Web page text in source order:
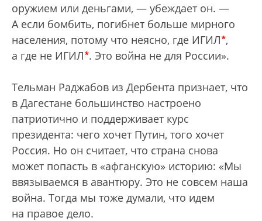
оружием или деньгами, — убеждает он. —
А если бомбить, погибнет больше мирного
населения, потому что неясно, где ИГИЛ*,
а где не ИГИЛ*. Это война не для России».
Тельман Раджабов из Дербента признает, что
в Дагестане большинство настроено
патриотично и поддерживает курс
президента: чего хочет Путин, того хочет
Россия. Но он считает, что страна снова
может попасть в «афганскую» историю: «Мы
ввязываемся в авантюру. Это не совсем наша
война. Тогда мы тоже думали, что идем
на правое дело.